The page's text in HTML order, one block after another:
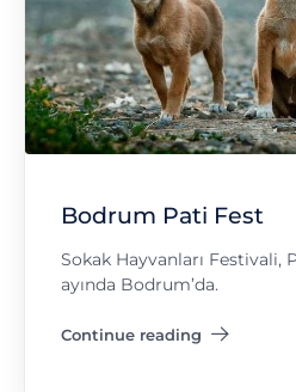
Bodrum Pati Fest
Sokak Hayvanları Festivali,
ayında Bodrum’da.
Continue reading
"Bodrum Pati Fest"